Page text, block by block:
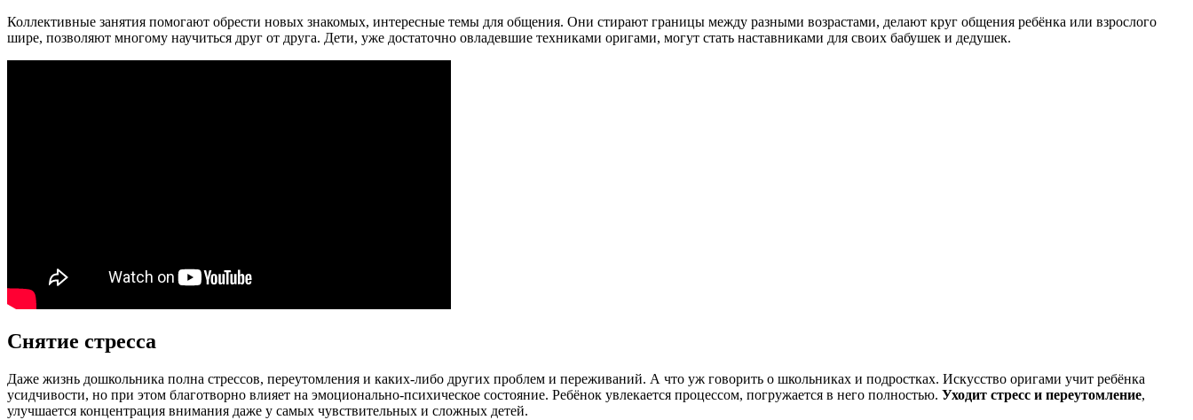
Коллективные занятия помогают обрести новых знакомых, интересные темы для общения. Они стирают границы между разными возрастами, делают круг общения ребёнка или взрослого
шире, позволяют многому научиться друг от друга. Дети, уже достаточно овладевшие техниками оригами, могут стать наставниками для своих бабушек и дедушек.
Снятие стресса
Даже жизнь дошкольника полна стрессов, переутомления и каких-либо других проблем и переживаний. А что уж говорить о школьниках и подростках. Искусство оригами учит ребёнка
усидчивости, но при этом благотворно влияет на эмоционально-психическое состояние. Ребёнок увлекается процессом, погружается в него полностью. Уходит стресс и переутомление,
улучшается концентрация внимания даже у самых чувствительных и сложных детей.